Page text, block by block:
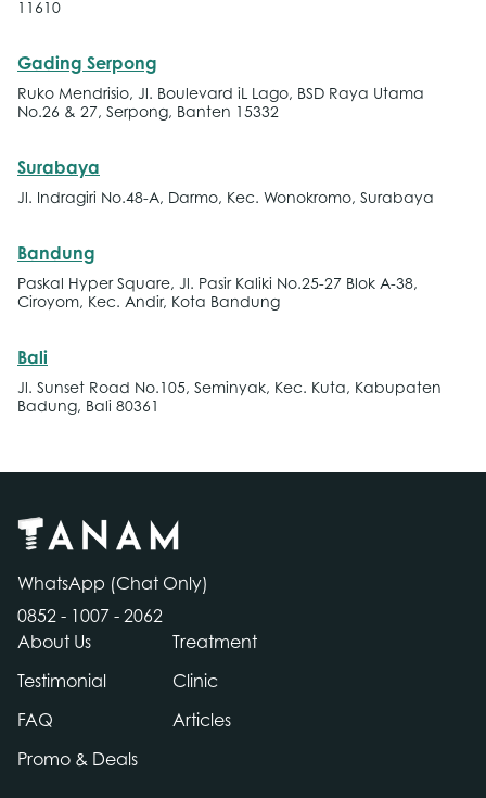
11610
Gading Serpong
Ruko Mendrisio, Jl. Boulevard iL Lago, BSD Raya Utama
No.26 & 27, Serpong, Banten 15332
Surabaya
Jl. Indragiri No.48-A, Darmo, Kec. Wonokromo, Surabaya
Bandung
Paskal Hyper Square, Jl. Pasir Kaliki No.25-27 Blok A-38,
Ciroyom, Kec. Andir, Kota Bandung
Bali
Jl. Sunset Road No.105, Seminyak, Kec. Kuta, Kabupaten
Badung, Bali 80361
WhatsApp (Chat Only)
0852 - 1007 - 2062
About Us
Treatment
Testimonial Clinic
FAQ Articles
Promo & Deals